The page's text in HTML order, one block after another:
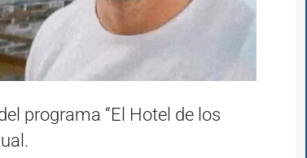
programa “El Hotel de los